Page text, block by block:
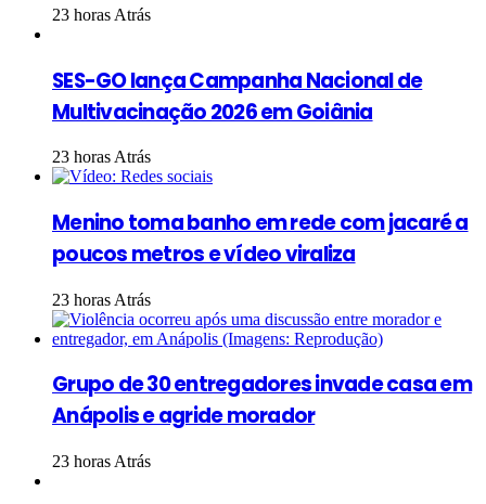
23 horas Atrás
SES-GO lança Campanha Nacional de
Multivacinação 2026 em Goiânia
23 horas Atrás
Menino toma banho em rede com jacaré a
poucos metros e vídeo viraliza
23 horas Atrás
Grupo de 30 entregadores invade casa em
Anápolis e agride morador
23 horas Atrás